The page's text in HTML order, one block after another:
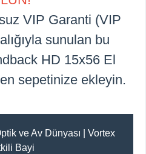
VIP Garanti (VIP
sunulan bu
HD 15x56 El
sepetinize ekleyin.
ve Av Dünyası | Vortex
Bayi